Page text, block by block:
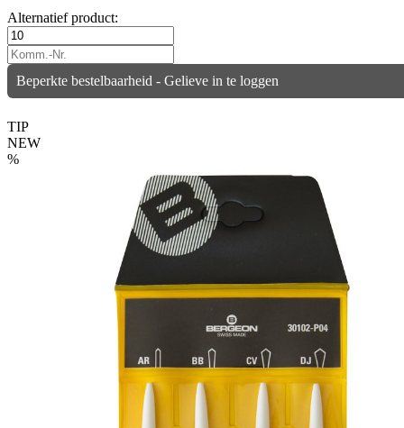
Alternatief product:
Beperkte bestelbaarheid - Gelieve in te loggen
TIP
NEW
%